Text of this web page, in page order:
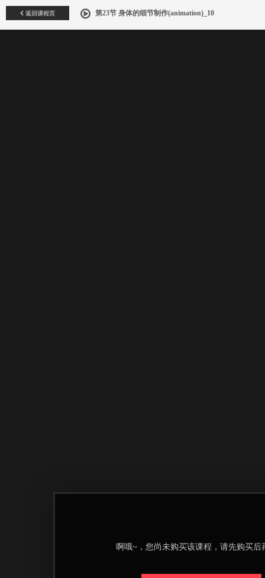
返回课程页 第23节 身体的细节制作(animation)_10
啊哦~，您尚未购买该课程，请先购买后